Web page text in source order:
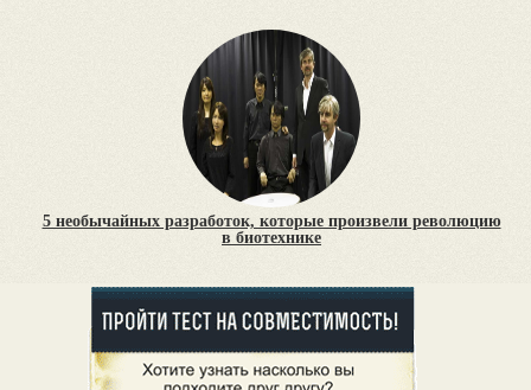
5 необычайных разработок, которые произвели революцию
в биотехнике